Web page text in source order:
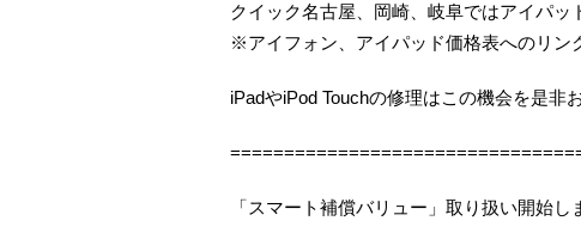
クイック名古屋、岡崎、岐阜ではアイパッ
※アイフォン、アイパッド価格表へのリン
iPadやiPod Touchの修理はこの機会を是非
「スマート補償バリュー」取り扱い開始し